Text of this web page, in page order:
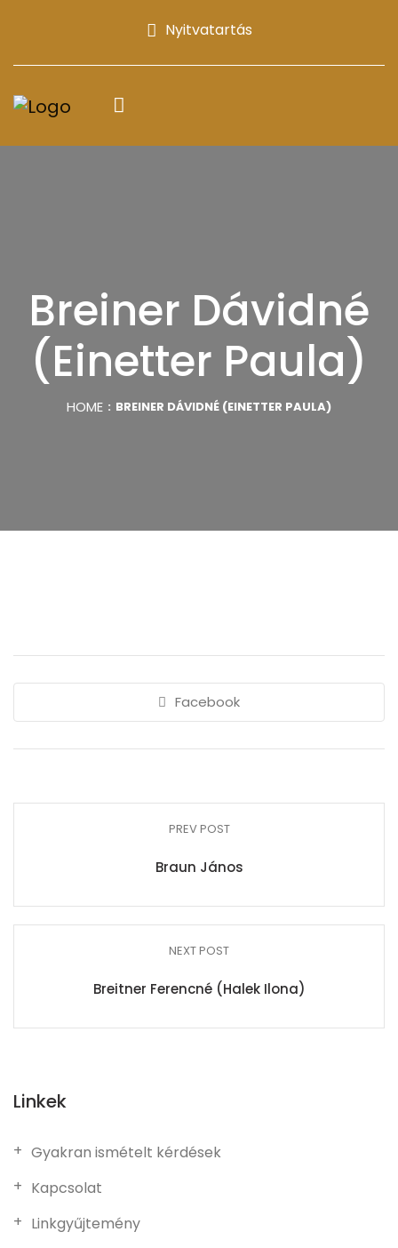
Nyitvatartás
Breiner Dávidné
(Einetter Paula)
HOME BREINER DÁVIDNÉ (EINETTER PAULA)
Facebook
PREV POST
Braun János
NEXT POST
Breitner Ferencné (Halek Ilona)
Linkek
Gyakran ismételt kérdések
Kapcsolat
Linkgyűjtemény